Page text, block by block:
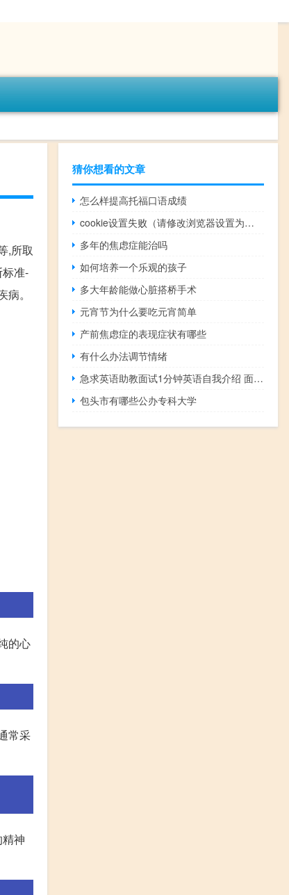
,所取
准-
。
的心
常采
神
猜你想看的文章
怎么样提高托福口语成绩
cookie设置失败（请修改浏览器设置为接受cookie后重试）
多年的焦虑症能治吗
如何培养一个乐观的孩子
多大年龄能做心脏搭桥手术
元宵节为什么要吃元宵简单
产前焦虑症的表现症状有哪些
有什么办法调节情绪
急求英语助教面试1分钟英语自我介绍 面试自我介绍英文版
包头市有哪些公办专科大学